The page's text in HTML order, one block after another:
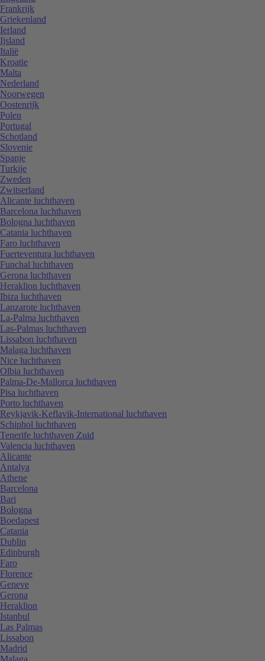
Frankrijk
Griekenland
Ierland
Ijsland
Italië
Kroatie
Malta
Nederland
Noorwegen
Oostenrijk
Polen
Portugal
Schotland
Slovenie
Spanje
Turkije
Zweden
Zwitserland
Alicante luchthaven
Barcelona luchthaven
Bologna luchthaven
Catania luchthaven
Faro luchthaven
Fuerteventura luchthaven
Funchal luchthaven
Gerona luchthaven
Heraklion luchthaven
Ibiza luchthaven
Lanzarote luchthaven
La-Palma luchthaven
Las-Palmas luchthaven
Lissabon luchthaven
Malaga luchthaven
Nice luchthaven
Olbia luchthaven
Palma-De-Mallorca luchthaven
Pisa luchthaven
Porto luchthaven
Reykjavik-Keflavik-International luchthaven
Schiphol luchthaven
Tenerife luchthaven Zuid
Valencia luchthaven
Alicante
Antalya
Athene
Barcelona
Bari
Bologna
Boedapest
Catania
Dublin
Edinburgh
Faro
Florence
Geneve
Gerona
Heraklion
Istanbul
Las Palmas
Lissabon
Madrid
Malaga